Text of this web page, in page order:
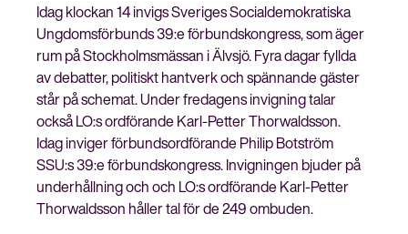
Idag klockan 14 invigs Sveriges Socialdemokratiska
Ungdomsförbunds 39:e förbundskongress, som äger
rum på Stockholmsmässan i Älvsjö. Fyra dagar fyllda
av debatter, politiskt hantverk och spännande gäster
står på schemat. Under fredagens invigning talar
också LO:s ordförande Karl-Petter Thorwaldsson.
Idag inviger förbundsordförande Philip Botström
SSU:s 39:e förbundskongress. Invigningen bjuder på
underhållning och och LO:s ordförande Karl-Petter
Thorwaldsson håller tal för de 249 ombuden.